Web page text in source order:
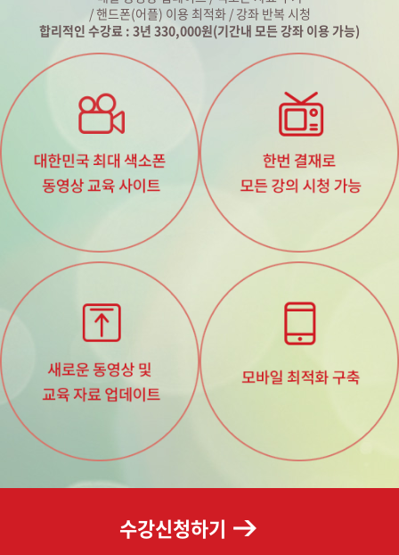
/ 핸드폰(어플) 이용 최적화 / 강좌 반복 시청
합리적인 수강료 : 3년 330,000원(기간내 모든 강좌 이용 가능)
수강신청하기